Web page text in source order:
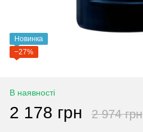
Новинка
−27%
В наявності
2 178 грн 2 974 грн